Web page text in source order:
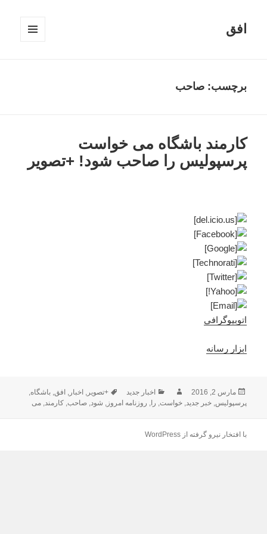
افق
برچسب:صاحب
کارمند باشگاه می خواست
پرسپولیس را صاحب شود! +تصویر
اتوبیوگرافی
ابزار رسانه
ارسال
شده
مارس 2, 2016 نویسندهدسته‌ها
اخبار جدید برچسب‌ها
+تصویر, اخبار, افق,باشگاه,
پرسپولیس,خبر جدید,خواست, را, روزنامه امروز, شود,صاحب,کارمند,می
با افتخار نیرو گرفته از WordPress